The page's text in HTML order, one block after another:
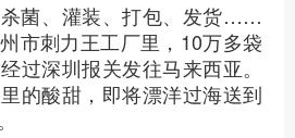
菌、灌装、打包、发货……
市刺力王工厂里，10万多袋
过深圳报关发往马来西亚。
的酸甜，即将漂洋过海送到